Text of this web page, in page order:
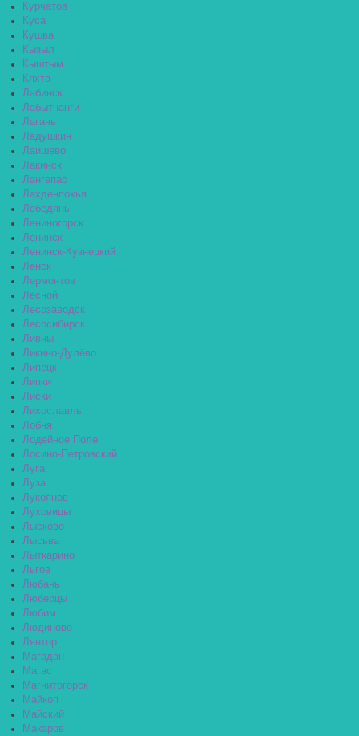
Курчатов
Куса
Кушва
Кызыл
Кыштым
Кяхта
Лабинск
Лабытнанги
Лагань
Ладушкин
Лаишево
Лакинск
Лангепас
Лахденпохья
Лебедянь
Лениногорск
Ленинск
Ленинск-Кузнецкий
Ленск
Лермонтов
Лесной
Лесозаводск
Лесосибирск
Ливны
Ликино-Дулёво
Липецк
Липки
Лиски
Лихославль
Лобня
Лодейное Поле
Лосино-Петровский
Луга
Луза
Лукоянов
Луховицы
Лысково
Лысьва
Лыткарино
Льгов
Любань
Люберцы
Любим
Людиново
Лянтор
Магадан
Магас
Магнитогорск
Майкоп
Майский
Макаров